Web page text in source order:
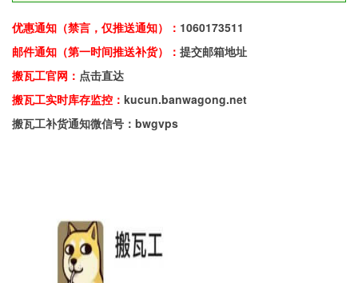
优惠通知（禁言，仅推送通知）： 1060173511
邮件通知（第一时间推送补货）： 提交邮箱地址
搬瓦工官网： 点击直达
搬瓦工实时库存监控： kucun.banwagong.net
搬瓦工补货通知微信号：bwgvps